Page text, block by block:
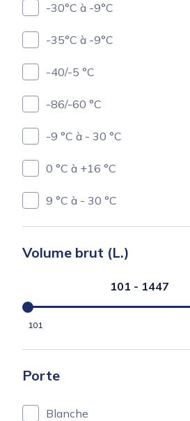
-30°C à -9°C
-35°C à -9°C
-40/-5 °C
-86/-60 °C
-9 °C à - 30 °C
0 °C à +16 °C
9 °C à - 30 °C
Volume brut (L.)
101 - 1447
101
Porte
Blanche